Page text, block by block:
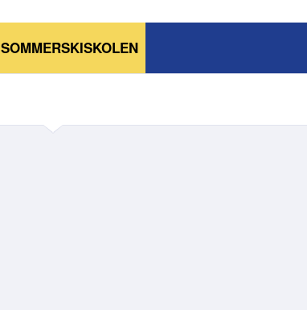
SOMMERSKISKOLEN